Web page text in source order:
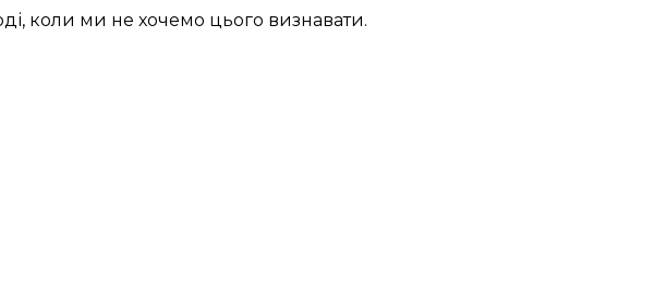
коли ми не хочемо цього визнавати.